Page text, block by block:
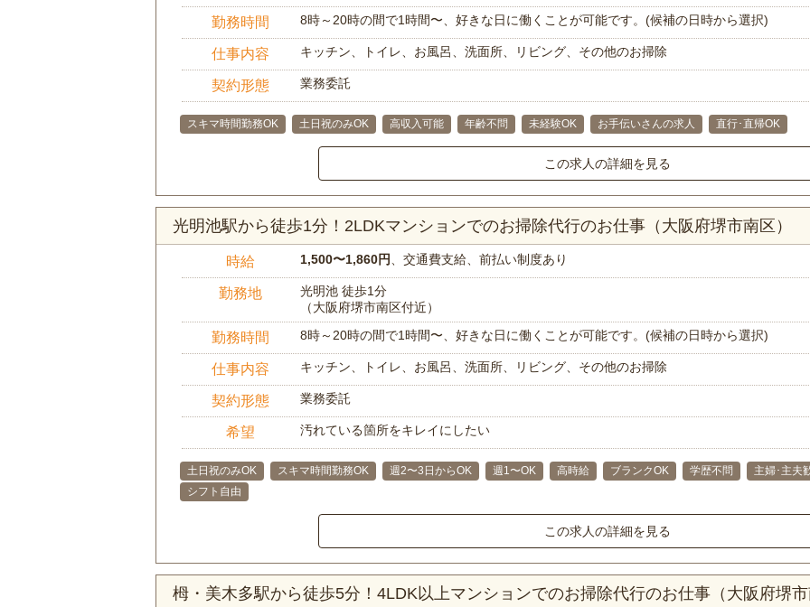
勤務時間 8時～20時の間で1時間〜、好きな日に働くことが可能です。(候補の日時から選択)
仕事内容 キッチン、トイレ、お風呂、洗面所、リビング、その他のお掃除
契約形態 業務委託
スキマ時間勤務OK 土日祝のみOK 高収入可能 年齢不問 未経験OK お手伝いさんの求人 直行･直帰OK
この求人の詳細を見る
光明池駅から徒歩1分！2LDKマンションでのお掃除代行のお仕事（大阪府堺市南区）
時給 1,500〜1,860円 、交通費支給、前払い制度あり
勤務地
光明池 徒歩1分
（大阪府堺市南区付近）
勤務時間 8時～20時の間で1時間〜、好きな日に働くことが可能です。(候補の日時から選択)
仕事内容 キッチン、トイレ、お風呂、洗面所、リビング、その他のお掃除
契約形態 業務委託
希望 汚れている箇所をキレイにしたい
土日祝のみOK スキマ時間勤務OK 週2〜3日からOK 週1〜OK 高時給 ブランクOK 学歴不問 主婦･主夫
シフト自由
この求人の詳細を見る
栂・美木多駅から徒歩5分！4LDK以上マンションでのお掃除代行のお仕事（大阪府堺市